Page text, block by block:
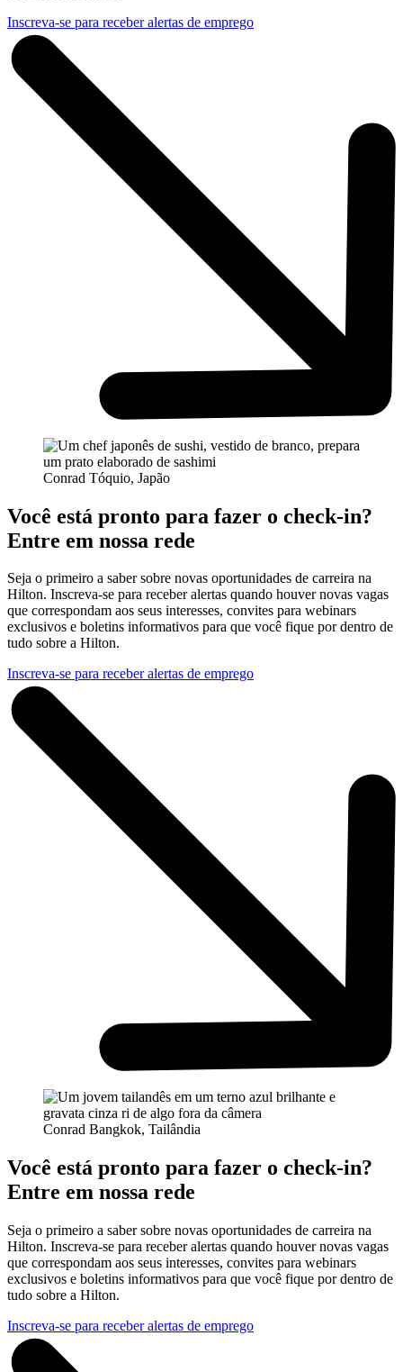
Inscreva-se para receber alertas de emprego
Conrad Tóquio, Japão
Você está pronto para fazer o check-in?
Entre em nossa rede
Seja o primeiro a saber sobre novas oportunidades de carreira na
Hilton. Inscreva-se para receber alertas quando houver novas vagas
que correspondam aos seus interesses, convites para webinars
exclusivos e boletins informativos para que você fique por dentro de
tudo sobre a Hilton.
Inscreva-se para receber alertas de emprego
Conrad Bangkok, Tailândia
Você está pronto para fazer o check-in?
Entre em nossa rede
Seja o primeiro a saber sobre novas oportunidades de carreira na
Hilton. Inscreva-se para receber alertas quando houver novas vagas
que correspondam aos seus interesses, convites para webinars
exclusivos e boletins informativos para que você fique por dentro de
tudo sobre a Hilton.
Inscreva-se para receber alertas de emprego